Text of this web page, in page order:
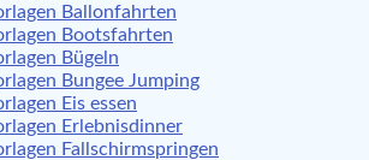
Ballonfahrten
Bootsfahrten
Bügeln
Bungee Jumping
Eis essen
Erlebnisdinner
Fallschirmspringen